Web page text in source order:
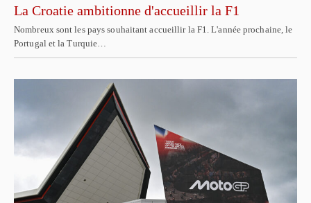
La Croatie ambitionne d'accueillir la F1
Nombreux sont les pays souhaitant accueillir la F1. L'année prochaine, le
Portugal et la Turquie…